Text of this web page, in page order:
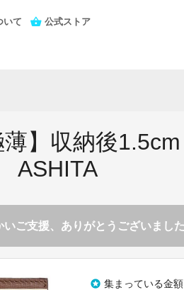
いて 公式ストア
】収納後1.5cm
ASHITA
ご支援、ありがとうございました
stars 集まっている金額